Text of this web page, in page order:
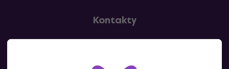
Kontakty